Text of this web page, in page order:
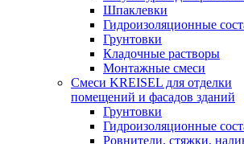
Шпаклевки
Гидроизоляционные
Грунтовки
Кладочные растворы
Монтажные смеси
Смеси KREISEL для отделки
помещений и фасадов зданий
Грунтовки
Гидроизоляционные
Ровнители, стяжки,